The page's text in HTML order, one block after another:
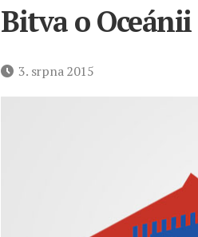
Bitva o Oceánii
Datum3. srpna 2015